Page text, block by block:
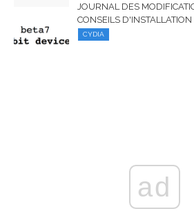
JOURNAL DES
CONSEILS D'INSTALLATION
CYDIA
ad